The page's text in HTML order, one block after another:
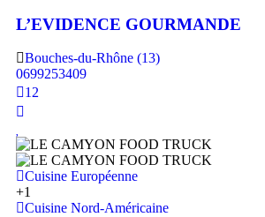
L’EVIDENCE GOURMANDE
Bouches-du-Rhône (13)
0699253409
12
Cuisine Européenne
+1
Cuisine Nord-Américaine